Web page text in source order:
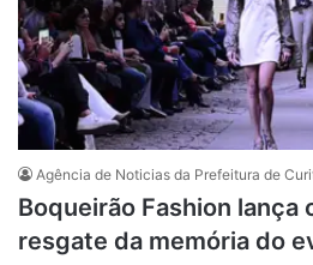
Agência de Noticias da Prefeitura de
Boqueirão Fashion lança
resgate da memória do